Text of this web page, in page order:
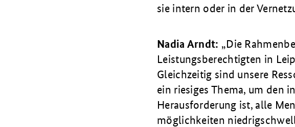
sie intern oder in der
Nadia Arndt:
Die
Leistungsberechtigten in
Gleichzeitig sind unsere
ein riesiges Thema, um den
Herausforderung ist, alle
möglichkeiten